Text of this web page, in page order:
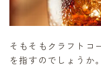
【2.材料
【3.カラメ
【5.瓶で
【6.炭酸水
そもそもクラフトコ
を指すのでしょうか。